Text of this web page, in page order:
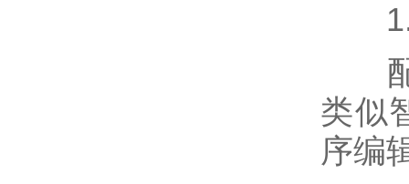
1.
配
类似
序编